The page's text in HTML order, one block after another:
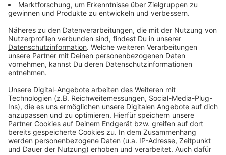
Nutzung des Service zu, um dieses
Video anzusehen.
Mehr Informationen
Akzeptieren
Management Platform
Johannes Oerding - Alles okay (OneShot Video)
Anzeige
Anzeige